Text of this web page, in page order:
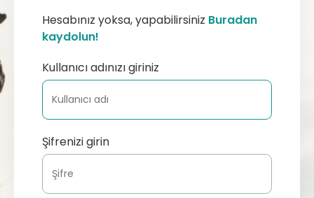
Hesabınız yoksa, yapabilirsiniz Buradan
kaydolun!
Kullanıcı adınızı giriniz
Şifrenizi girin